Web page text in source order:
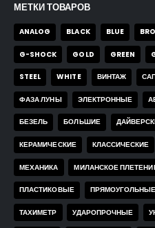
МЕТКИ ТОВАРОВ
ANALOG BLACK BLUE
G-SHOCK GOLD GREEN
STEEL WHITE ВИНТАЖ
ФАЗА ЛУНЫ ЭЛЕКТРОННЫЕ
БЕЗЕЛЬ БОЛЬШИЕ
КЕРАМИЧЕСКИЕ КЛАССИЧЕСКИЕ
МЕХАНИКА МИЛАНСКОЕ
ПЛАСТИКОВЫЕ ПРЯМОУГОЛЬНЫЕ
ТАХИМЕТР УДАРОПРОЧНЫЕ